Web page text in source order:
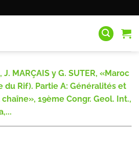
J. MARÇAIS y G. SUTER, «Maroc
du Rif). Partie A: Généralités et
19ème Congr. Geol. Int.,